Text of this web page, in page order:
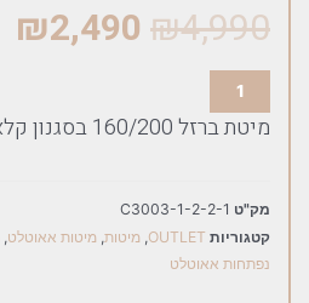
₪4,990
₪2,490
מיטת ברזל 160/200 בסגנון קלאסי שחור
מק"ט C3003-1-2-2-1
קטגוריות OUTLET
, מיטות, מיטות אאוטלט,
נפתחות אאוטלט